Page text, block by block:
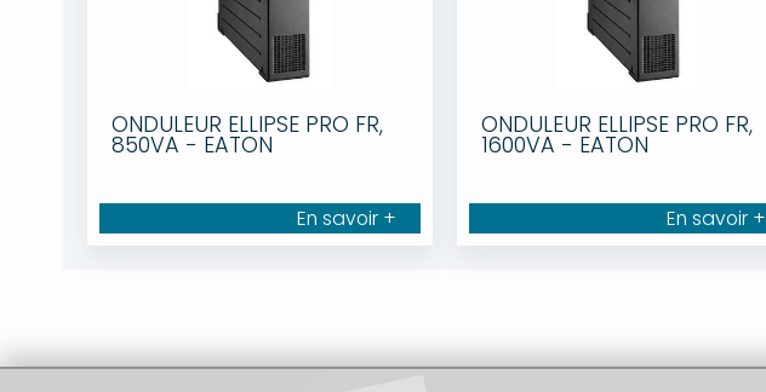
ONDULEUR ELLIPSE PRO FR,
850VA - EATON
En savoir +
ONDULEUR ELLIPSE PRO FR,
1600VA - EATON
En savoir +